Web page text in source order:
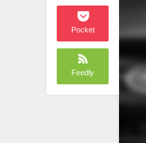
Pocket
Feedly